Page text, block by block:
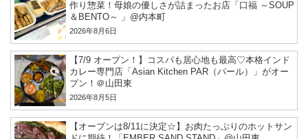
作り惣菜！母娘の優しさが詰まったお店「口福 ～SOUP
＆BENTO～ 」@内本町
2026年8月6日
【7/9 オープン！】コスパも居心地も最高♡本格インド
カレー専門店「Asian Kitchen PAR（パール）」がオー
プン！＠山田東
2026年8月5日
【オープンは8/11に決定☆】お肉たっぷりのホットサン